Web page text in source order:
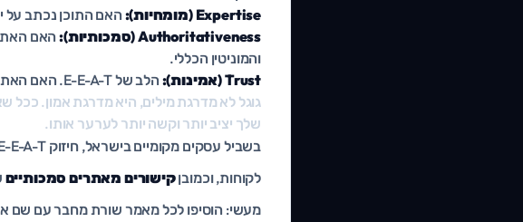
Expertise (מומחיות):
האם התוכן נכתב על
Authoritativeness (סמכותיות):
האם האתר
והמוניטין הכללי.
Trust (אמינות):
הלב של E-E-A-T. האם האתר בטוח, שקוף, עם פרטי יצירת קשר אמיתיים ומידע מדויק?
גוגל לא מדרגת מילים, היא מדרגת אמון. ככל
שלך יציב יותר וקשה יותר לערער אותו.
לקוחות, וכמובןקישורים מאתרים סמכותיים
מעשי: הוסיפו לכל מאמר שורת מחבר עם שם